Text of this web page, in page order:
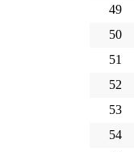
49
50
51
52
53
54